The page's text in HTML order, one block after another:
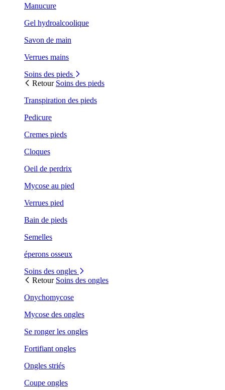
Manucure
Gel hydroalcoolique
Savon de main
Verrues mains
Soins des pieds
Retour Soins des pieds
Transpiration des pieds
Pedicure
Cremes pieds
Cloques
Oeil de perdrix
Mycose au pied
Verrues pied
Bain de pieds
Semelles
éperons osseux
Soins des ongles
Retour Soins des ongles
Onychomycose
Mycose des ongles
Se ronger les ongles
Fortifiant ongles
Ongles striés
Coupe ongles